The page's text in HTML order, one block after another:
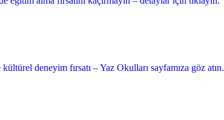
deneyim fırsatı – Yaz Okulları sayfamıza göz atın.